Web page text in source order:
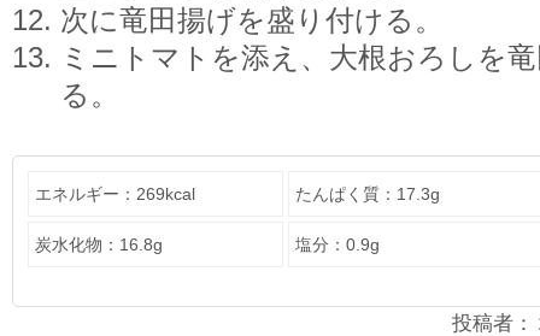
次に竜田揚げを盛り付ける。
ミニトマトを添え、大根おろしを
る。
エネルギー：269kcal たんぱく質：17.3g
炭水化物：16.8g 塩分：0.9g
投稿者